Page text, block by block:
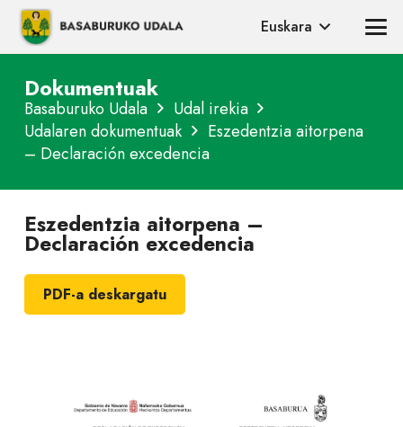
Euskara
Dokumentuak
Basaburuko Udala
Udal irekia
Udalaren dokumentuak
Eszedentzia aitorpena
– Declaración excedencia
Eszedentzia aitorpena –
Declaración excedencia
PDF-a deskargatu